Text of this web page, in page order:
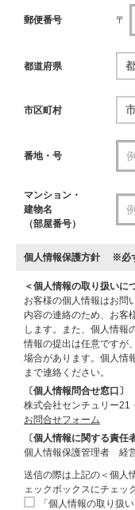
郵便番号 〒
都道府県
市区町村
番地・号
マンション・
建物名
（部屋番号）
個人情報保護方針 ※必
＜個人情報の取り扱いに
お客様の個人情報はお問
内容の連絡のため、お客
します。また、個人情報
情報の提出は任意ですが
場合があります。個人情
まで連絡ください。
〔個人情報問合せ窓口〕
株式会社センチュリー21
お問合せフォーム
〔個人情報に関する責任
個人情報保護管理者 経
送信の際は上記の＜個人
ェックボックスにチェッ
「個人情報の取り扱